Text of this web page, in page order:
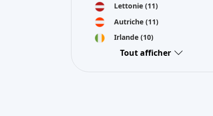
Lettonie (11)
Autriche (11)
Irlande (10)
Tout afficher